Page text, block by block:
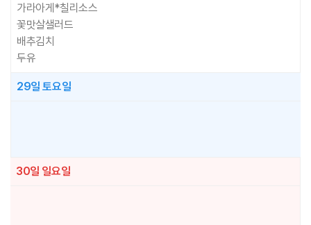
가라아게*칠리소스
꽃맛살샐러드
배추김치
두유
29일토요일
30일 일요일